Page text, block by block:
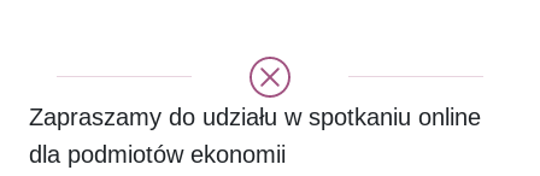
Zapraszamy do udziału w spotkaniu online
dla podmiotów ekonomii